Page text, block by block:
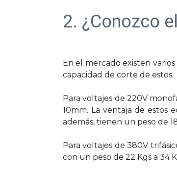
2. ¿Conozco
En el mercado existen
capacidad de corte de estos.
Para voltajes de 220V
10mm. La ventaja de estos
además, tienen un peso de
Para voltajes de 380V
con un peso de 22 Kgs a 34